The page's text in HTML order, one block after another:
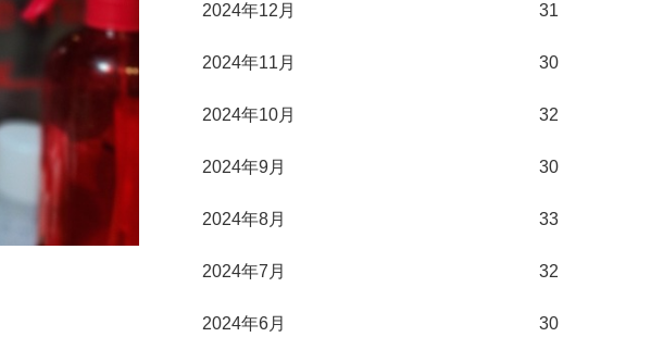
2024年12月 31
2024年11月 30
2024年10月 32
2024年9月 30
2024年8月 33
2024年7月 32
2024年6月 30